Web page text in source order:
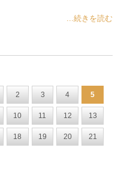
...続きを読む
2 3 4 5
10 11 12 13
18 19 20 21